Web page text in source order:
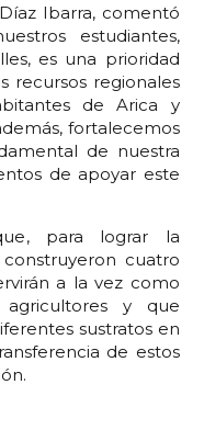
Ibarra, comentó
estudiantes,
es una prioridad
recursos regionales
de Arica y
fortalecemos
de nuestra
de apoyar este
para lograr la
cuatro
a la vez como
y que
sustratos en
de estos